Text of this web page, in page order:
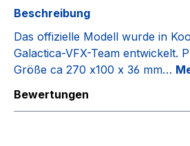
Beschreibung
Das offizielle Modell wurde in
Galactica-VFX-Team entwickelt.
Größe ca 270 x100 x 36 mm…
Bewertungen